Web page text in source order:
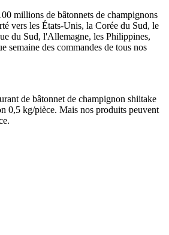
millions de bâtonnets de champignons
vers les États-Unis, la Corée du Sud, le
du Sud, l'Allemagne, les Philippines,
semaine des commandes de tous nos
de bâtonnet de champignon shiitake
0,5 kg/pièce. Mais nos produits peuvent